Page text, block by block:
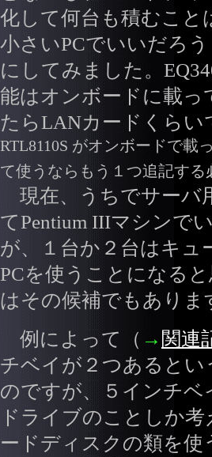
化して何台も積むこと
小さいPCでいいだろ
にしてみました。
能はオンボードに載
たらLANカードくらい
RTL8110S がオンボードで載
て使うならもう１つ追記する
現在、うちでサーバ
てPentium IIIマシンで
が、１台か２台はキュ
PCを使うことになる
はその候補でもありま
例によって（ → 関連
チベイが２つあると
のですが、５インチベ
ドライブのことしか
ードディスクの類を